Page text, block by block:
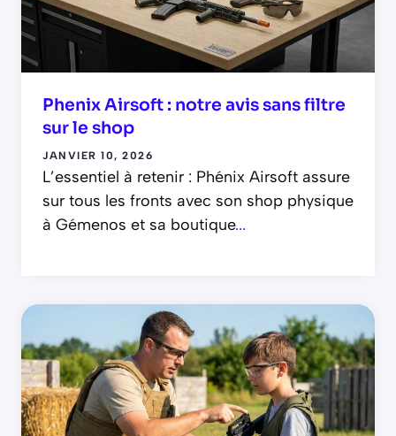
Phenix Airsoft : notre avis sans filtre
sur le shop
JANVIER 10, 2026
L’essentiel à retenir : Phénix Airsoft assure
sur tous les fronts avec son shop physique
à Gémenos et sa boutique...